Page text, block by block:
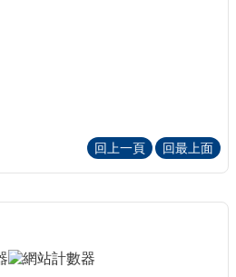
回上一頁
回最上面